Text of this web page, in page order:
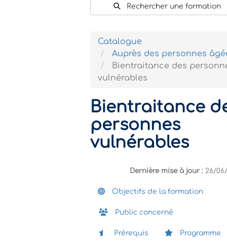
Rechercher une formation
Catalogue
Auprès des personnes
Bientraitance des
vulnérables
Bientraitance
personnes
vulnérables
Dernière mise à jour : 26/
Objectifs de la formation
Public concerné
Prérequis Programme